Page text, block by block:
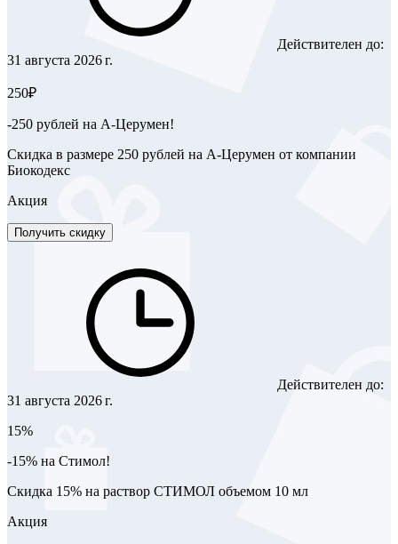
Действителен до:
31 августа 2026 г.
250₽
-250 рублей на А-Церумен!
Скидка в размере 250 рублей на А-Церумен от компании
Биокодекс
Акция
Получить скидку
Действителен до:
31 августа 2026 г.
15%
-15% на Стимол!
Скидка 15% на раствор СТИМОЛ объемом 10 мл
Акция